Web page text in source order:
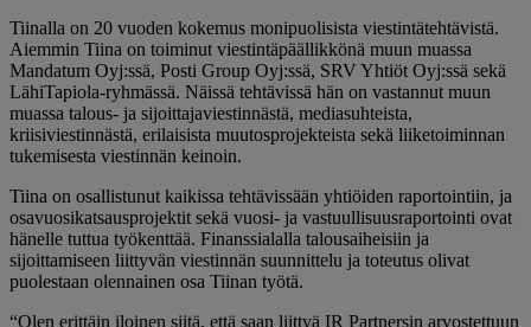
Tiinalla on 20 vuoden kokemus monipuolisista viestintätehtävistä.
Aiemmin Tiina on toiminut viestintäpäällikkönä muun muassa
Mandatum Oyj:ssä, Posti Group Oyj:ssä, SRV Yhtiöt Oyj:ssä sekä
LähiTapiola-ryhmässä. Näissä tehtävissä hän on vastannut muun
muassa talous- ja sijoittajaviestinnästä, mediasuhteista,
kriisiviestinnästä, erilaisista muutosprojekteista sekä liiketoiminnan
tukemisesta viestinnän keinoin.
Tiina on osallistunut kaikissa tehtävissään yhtiöiden raportointiin, ja
osavuosikatsausprojektit sekä vuosi- ja vastuullisuusraportointi ovat
hänelle tuttua työkenttää. Finanssialalla talousaiheisiin ja
sijoittamiseen liittyvän viestinnän suunnittelu ja toteutus olivat
puolestaan olennainen osa Tiinan työtä.
“Olen erittäin iloinen siitä, että saan liittyä IR Partnersin arvostettuun